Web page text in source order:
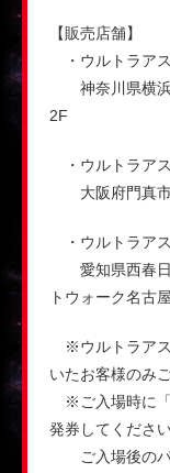
【販売店舗】
・ウルトラア
神奈川県横浜
2F
・ウルトラア
大阪府門真市
・ウルトラア
愛知県西春日
トウォーク名古
※ウルトラアス
いたお客様のみ
※ご入場時に「
発券してください
ご入場後のパ